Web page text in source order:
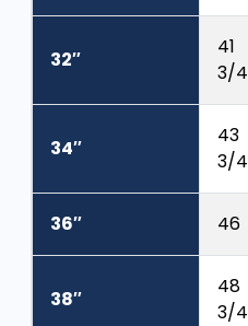
32″
41
3/4
34″
43
3/4
36″ 46
38″
48
3/4